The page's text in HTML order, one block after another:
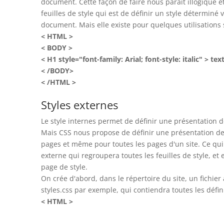
feuilles de style qui est de définir un style déterminé
document. Mais elle existe pour quelques utilisations
< HTML >
< BODY >
< H1 style="font-family: Arial; font-style: italic" >
< /BODY>
< /HTML >
Styles externes
Le style internes permet de définir une présentation
Mais CSS nous propose de définir une présentation
pages et même pour toutes les pages d'un site. Ce
externe qui regroupera toutes les feuilles de style, et
page de style.
On crée d'abord, dans le répertoire du site, un fichier
styles.css par exemple, qui contiendra toutes les
< HTML >